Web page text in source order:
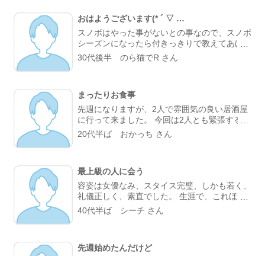
おはようございます(* ´ ▽ …
スノボはやった事がないとの事なので、スノボ
シーズンになったら付きっきりで教えてあげよ
うと思います♪ 昨日、お会いしてご飯を食べて
とてもいい感じの方だったので 来月、ドライ
みが嫌いと言う共通点があるので、思いきって
岐阜へ鮎を食べに行って温泉に行くプランを考
えてみました♪ 今からとても楽しみです♪ 皆さ
んも素敵な相手が見つかると良いですね
30代後半 のら猫でR さん
まったりお食事
先週になりますが、2人で雰囲気の良い居酒屋
に行って来ました。 今回は2人とも緊張するこ
となくスムーズに会話して食事を楽しむことが
できました(*^◯^*) その後相手の部屋でゆっく
れとけば良かった笑
20代半ば おかっち さん
最上級の人に会う
容姿は女優なみ、スタイス完璧、しかも若く、
礼儀正しく、素直でした。 生涯で、これほど
完璧な人に会った事は無かった。完全に女性の
基準が変わりました。 探せばいるんですよ
40代半ば シーチ さん
先週始めたんだけど